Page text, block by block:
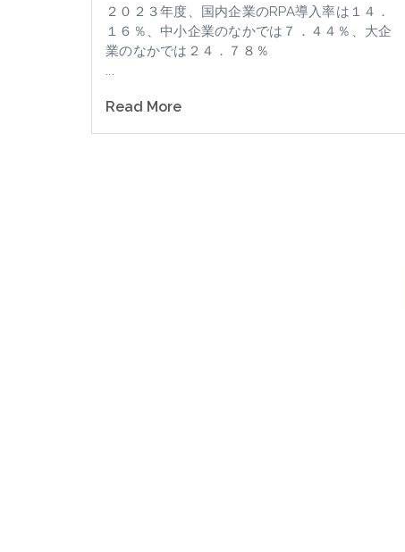
２０２３年度、国内企業のRPA導入率は１４．
１６％、中小企業のなかでは７．４４％、大企
業のなかでは２４．７８％
...
Read More